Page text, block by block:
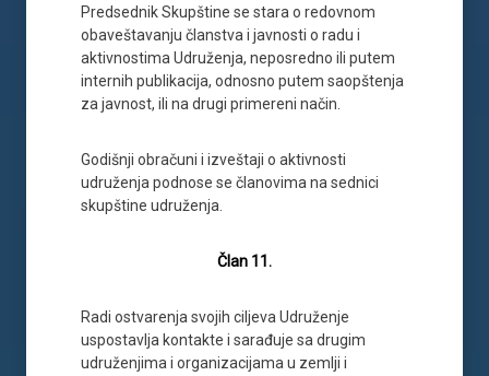
Predsednik Skupštine se stara o redovnom
obaveštavanju članstva i javnosti o radu i
aktivnostima Udruženja, neposredno ili putem
internih publikacija, odnosno putem saopštenja
za javnost, ili na drugi primereni način.
Godišnji obračuni i izveštaji o aktivnosti
udruženja podnose se članovima na sednici
skupštine udruženja.
Član 11.
Radi ostvarenja svojih ciljeva Udruženje
uspostavlja kontakte i sarađuje sa drugim
udruženjima i organizacijama u zemlji i